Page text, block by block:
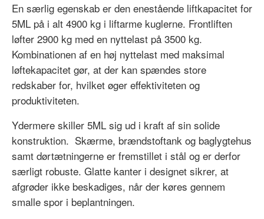
En særlig egenskab er den enestående liftkapacitet for
5ML på i alt 4900 kg i liftarme kuglerne. Frontliften
løfter 2900 kg med en nyttelast på 3500 kg.
Kombinationen af en høj nyttelast med maksimal
løftekapacitet gør, at der kan spændes store
redskaber for, hvilket øger effektiviteten og
produktiviteten.
Ydermere skiller 5ML sig ud i kraft af sin solide
konstruktion. Skærme, brændstoftank og baglygtehus
samt dørtætningerne er fremstillet i stål og er derfor
særligt robuste. Glatte kanter i designet sikrer, at
afgrøder ikke beskadiges, når der køres gennem
smalle spor i beplantningen.